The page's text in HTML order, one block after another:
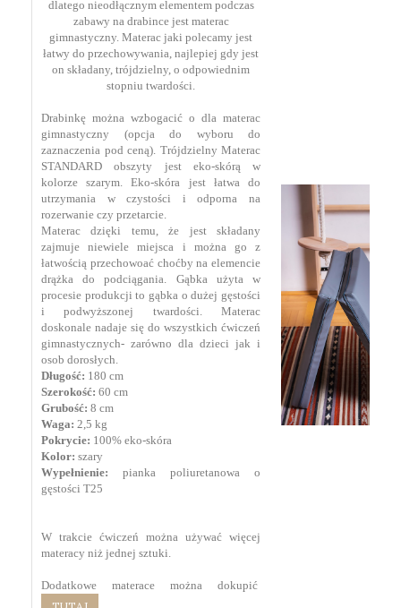
dlatego nieodłącznym elementem podczas
zabawy na drabince jest materac
gimnastyczny. Materac jaki polecamy jest
łatwy do przechowywania, najlepiej gdy jest
on składany, trójdzielny, o odpowiednim
stopniu twardości.
Drabinkę można wzbogacić o dla materac
gimnastyczny (opcja do wyboru do
zaznaczenia pod ceną). Trójdzielny Materac
STANDARD obszyty jest eko-skórą w
kolorze szarym. Eko-skóra jest łatwa do
utrzymania w czystości i odporna na
rozerwanie czy przetarcie.
Materac dzięki temu, że jest składany
zajmuje niewiele miejsca i można go z
łatwością przechowoać choćby na elemencie
drążka do podciągania. Gąbka użyta w
procesie produkcji to gąbka o dużej gęstości
i podwyższonej twardości. Materac
doskonale nadaje się do wszystkich ćwiczeń
gimnastycznych- zarówno dla dzieci jak i
osob dorosłych.
Długość: 180 cm
Szerokość: 60 cm
Grubość: 8 cm
Waga: 2,5 kg
Pokrycie: 100% eko-skóra
Kolor: szary
Wypełnienie: pianka poliuretanowa o
gęstości T25
W trakcie ćwiczeń można używać więcej
materacy niż jednej sztuki.
Dodatkowe materace można dokupić